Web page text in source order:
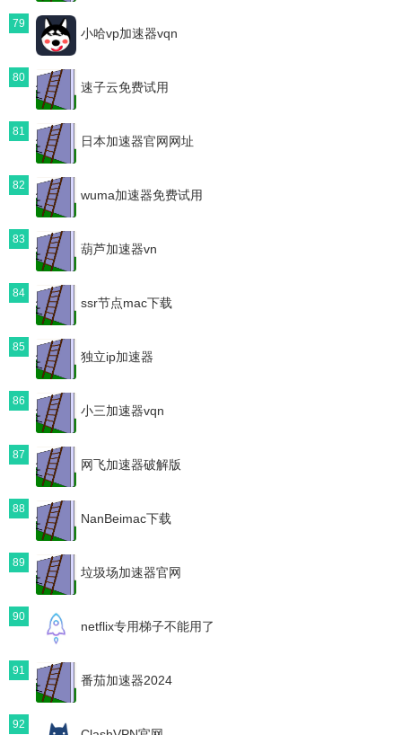
79
小哈vp加速器vqn
80
速子云免费试用
81
日本加速器官网网址
82
wuma加速器免费试用
83
葫芦加速器vn
84
ssr节点mac下载
85
独立ip加速器
86
小三加速器vqn
87
网飞加速器破解版
88
NanBeimac下载
89
垃圾场加速器官网
90
netflix专用梯子不能用了
91
番茄加速器2024
92